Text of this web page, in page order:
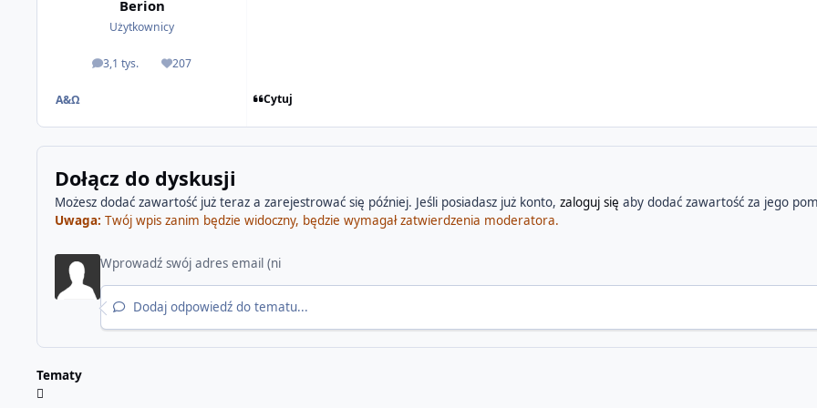
Berion
Użytkownicy
3,1 tys.
odpowiedzi207
Reputacja
Α&Ω Cytuj
Dołącz do dyskusji
Możesz dodać zawartość już teraz a zarejestrować się później. Jeśli posiadasz już konto, zaloguj się aby dodać zawartość za jego
Uwaga: Twój wpis zanim będzie widoczny, będzie wymagał zatwierdzenia moderatora.
Dodaj odpowiedź do tematu...
Tematy